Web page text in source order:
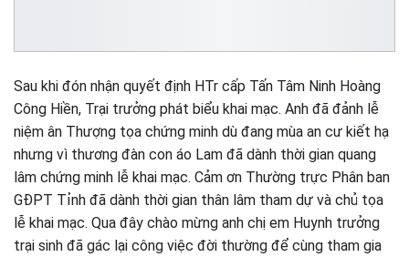
Sau khi đón nhận quyết định HTr cấp Tấn Tâm Ninh Hoàng
Công Hiền, Trại trưởng phát biểu khai mạc. Anh đã đảnh lễ
niệm ân Thượng tọa chứng minh dù đang mùa an cư kiết hạ
nhưng vì thương đàn con áo Lam đã dành thời gian quang
lâm chứng minh lễ khai mạc. Cảm ơn Thường trực Phân ban
GĐPT Tỉnh đã dành thời gian thân lâm tham dự và chủ tọa
lễ khai mạc. Qua đây chào mừng anh chị em Huynh trưởng
trại sinh đã gác lại công việc đời thường để cùng tham gia